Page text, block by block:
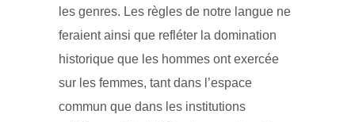
les genres. Les règles de notre langue ne
feraient ainsi que refléter la domination
historique que les hommes ont exercée
sur les femmes, tant dans l’espace
commun que dans les institutions